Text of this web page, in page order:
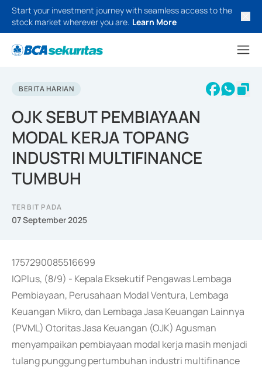
Start your investment journey with seamless access to the
stock market wherever you are. Learn More
BERITA HARIAN
OJK SEBUT PEMBIAYAAN
MODAL KERJA TOPANG
INDUSTRI MULTIFINANCE
TUMBUH
TERBIT PADA
07 September 2025
1757290085516699
IQPlus, (8/9) - Kepala Eksekutif Pengawas Lembaga
Pembiayaan, Perusahaan Modal Ventura, Lembaga
Keuangan Mikro, dan Lembaga Jasa Keuangan Lainnya
(PVML) Otoritas Jasa Keuangan (OJK) Agusman
menyampaikan pembiayaan modal kerja masih menjadi
tulang punggung pertumbuhan industri multifinance